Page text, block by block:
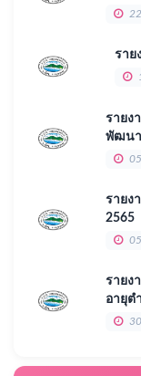
ราย
รายง
พัฒนา
รายง
2565
รายง
อายุต
2565